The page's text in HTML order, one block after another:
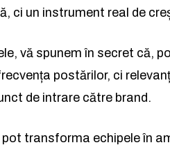
Am citit și accept Politica de
Am citit și accept Politica de
afacerilor
ci un instrument real de
vă spunem în secret că,
postărilor, ci
de intrare către brand.
transforma echipele în